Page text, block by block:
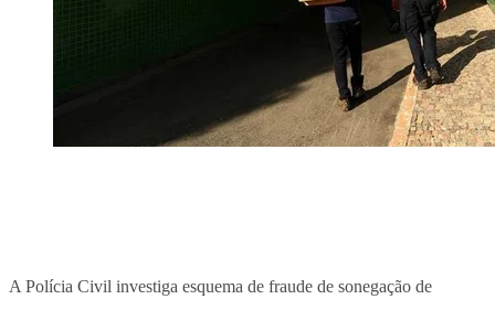
A Polícia Civil investiga esquema de fraude de sonegação de